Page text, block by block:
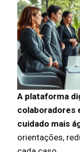
A plataforma
colaboradores
cuidado mais
orientações,